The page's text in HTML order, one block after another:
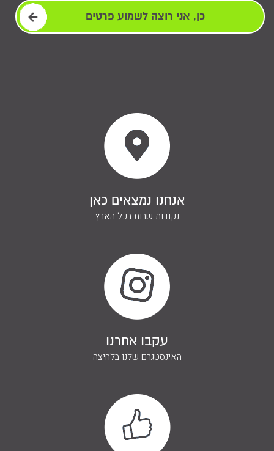
ליצירת קשר
השאירו פרטים ונחזור אליכם
בהקדם
אנחנו נמצאים כאן
נקודות שרות בכל הארץ
עקבו אחרנו
האינסטגרם שלנו בלחיצה